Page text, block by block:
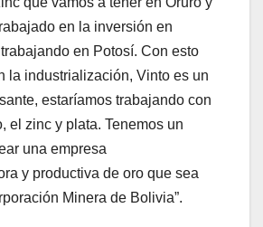
en la inversión en
en Potosí. Con esto
la industrialización, Vinto es un
estaríamos trabajando con
el zinc y plata. Tenemos un
una empresa
y productiva de oro que sea
Minera de Bolivia”.